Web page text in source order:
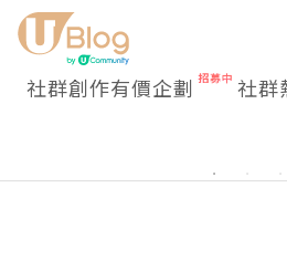
社群創作有價企劃 社群